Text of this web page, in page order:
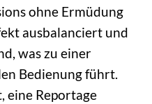
ohne Ermüdung
ausbalanciert und
was zu einer
Bedienung führt.
eine Reportage